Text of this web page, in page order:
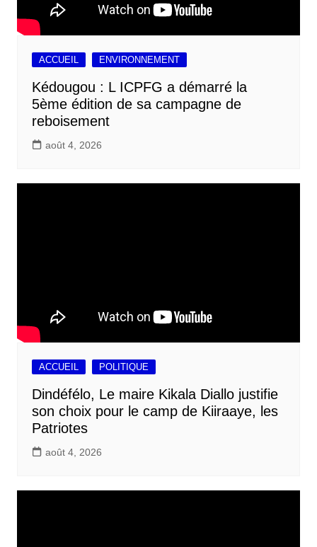
ACCUEIL ENVIRONNEMENT
Kédougou : L ICPFG a démarré la
5ème édition de sa campagne de
reboisement
août 4, 2026
ACCUEIL POLITIQUE
Dindéfélo, Le maire Kikala Diallo justifie
son choix pour le camp de Kiiraaye, les
Patriotes
août 4, 2026